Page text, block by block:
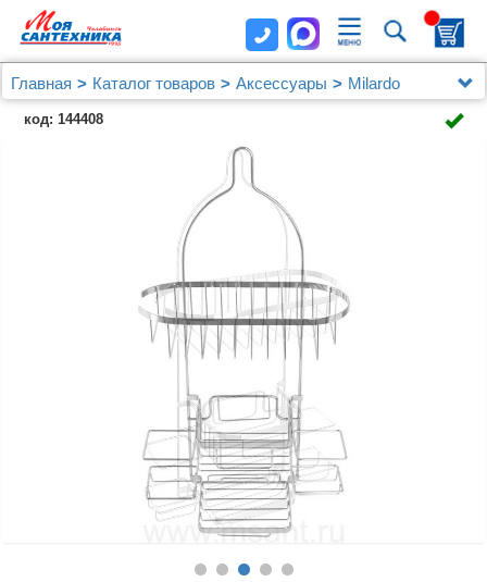
Главная Каталог товаров Аксессуары
Milardo
Полка многоярусная прямая, проволока стальная,
14, Milardo, 014W050M44
код: 144408